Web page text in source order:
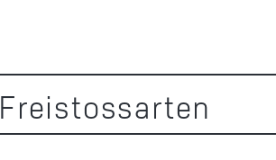
Freistossarten